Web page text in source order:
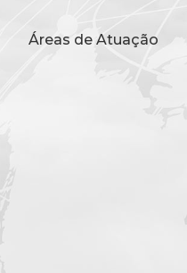
Áreas de Atuação